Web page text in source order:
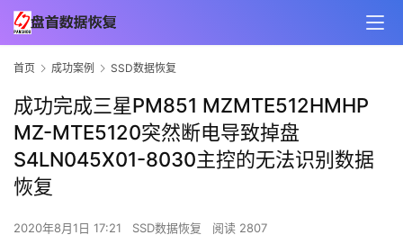
首页 成功案例 SSD数据恢复
成功完成三星PM851 MZMTE512HMHP
MZ-MTE5120突然断电导致掉盘
S4LN045X01-8030主控的无法识别数据
恢复
2020年8月1日 17:21 SSD数据恢复 阅读 2807